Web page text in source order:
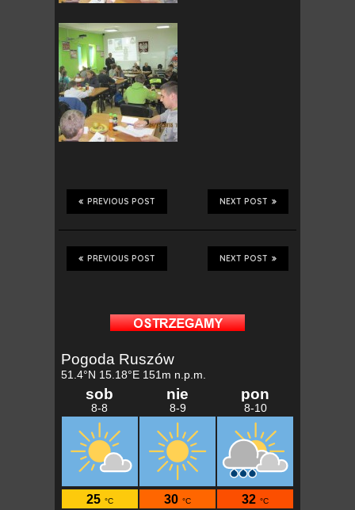
NEXT POST
PREVIOUS POST
NEXT POST
PREVIOUS POST